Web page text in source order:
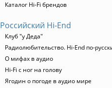
Каталог Hi-Fi брендов
Российский Hi-End
Клуб "у Деда"
Радиолюбительство. Hi-End по-
О мифах в аудио
Hi-Fi с ног на голову
Ягодин о погоде в аудио мире